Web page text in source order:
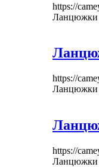
https://
Ланцюжки
https://
Ланцюжки
https://
Ланцюжки